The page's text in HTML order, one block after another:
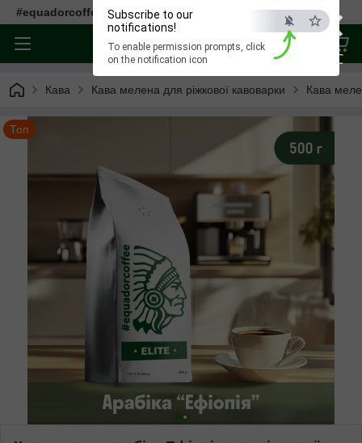
×
ESC
Subscribe to our
notifications!
To enable permission prompts, click
on the notification icon
#equadorcoffee
Кава Кава мелена для ріжкової кавоварки Кава
Топ